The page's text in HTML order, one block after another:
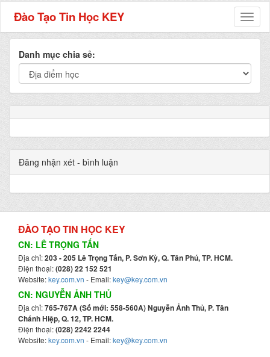
Đào Tạo Tin Học KEY
Danh mục chia sẻ:
Đăng nhận xét - bình luận
ĐÀO TẠO TIN HỌC KEY
CN: LÊ TRỌNG TẤN
Địa chỉ:203 - 205 Lê Trọng Tấn, P. Sơn Kỳ, Q. Tân Phú, TP. HCM.
Điện thoại:(028) 22 152 521
Website:key.com.vn - Email:key@key.com.vn
CN: NGUYỄN ẢNH THỦ
Địa chỉ:765-767A (Số mới: 558-560A) Nguyễn Ảnh Thủ, P. Tân
Chánh Hiệp, Q. 12, TP. HCM.
Điện thoại:(028) 2242 2244
Website:key.com.vn - Email:key@key.com.vn